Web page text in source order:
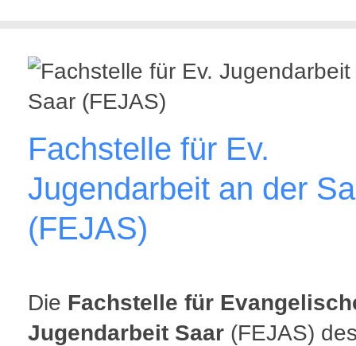
Fachstelle für Ev.
Jugendarbeit an der
(FEJAS)
Die Fachstelle für
Jugendarbeit Saar (FEJAS)